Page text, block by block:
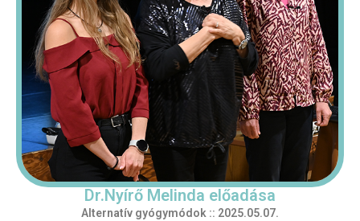
Dr.Nyírő Melinda előadása
Alternatív gyógymódok :: 2025.05.07.